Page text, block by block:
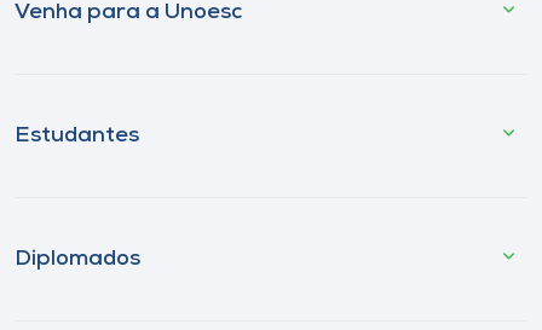
Venha para a Unoesc
Estudantes
Diplomados